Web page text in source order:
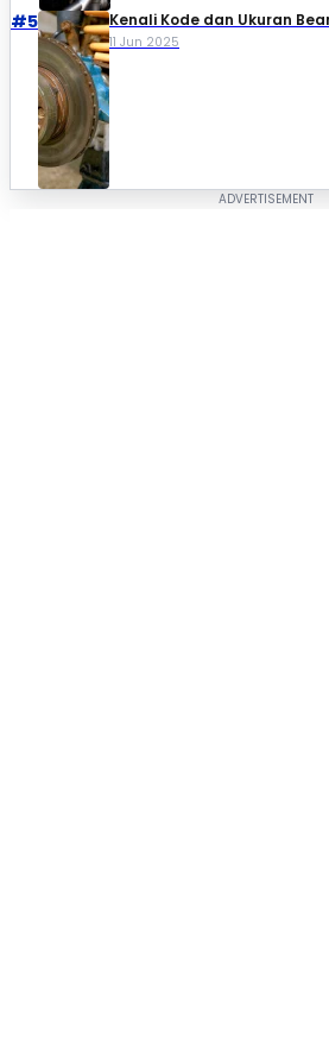
#5 Kenali Kode dan Ukuran
11 Jun 2025